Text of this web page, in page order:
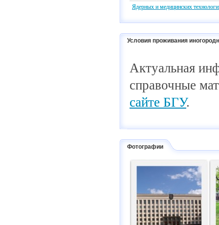
Ядерных и медицинских
Условия проживания
Актуальная
справочные
сайте БГУ.
Фотографии